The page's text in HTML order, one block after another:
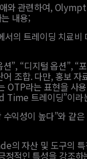
와 관련하여,
내용;
의 트레이딩 치료비
션”, “디지털 옵션”,
조합. 다만, 홍보 자
OTP라는 표현을 사
Time 트레이딩”이라
수익성이 높다”와 같
의 자산 및 도구의 특
정적인 특성을 강조